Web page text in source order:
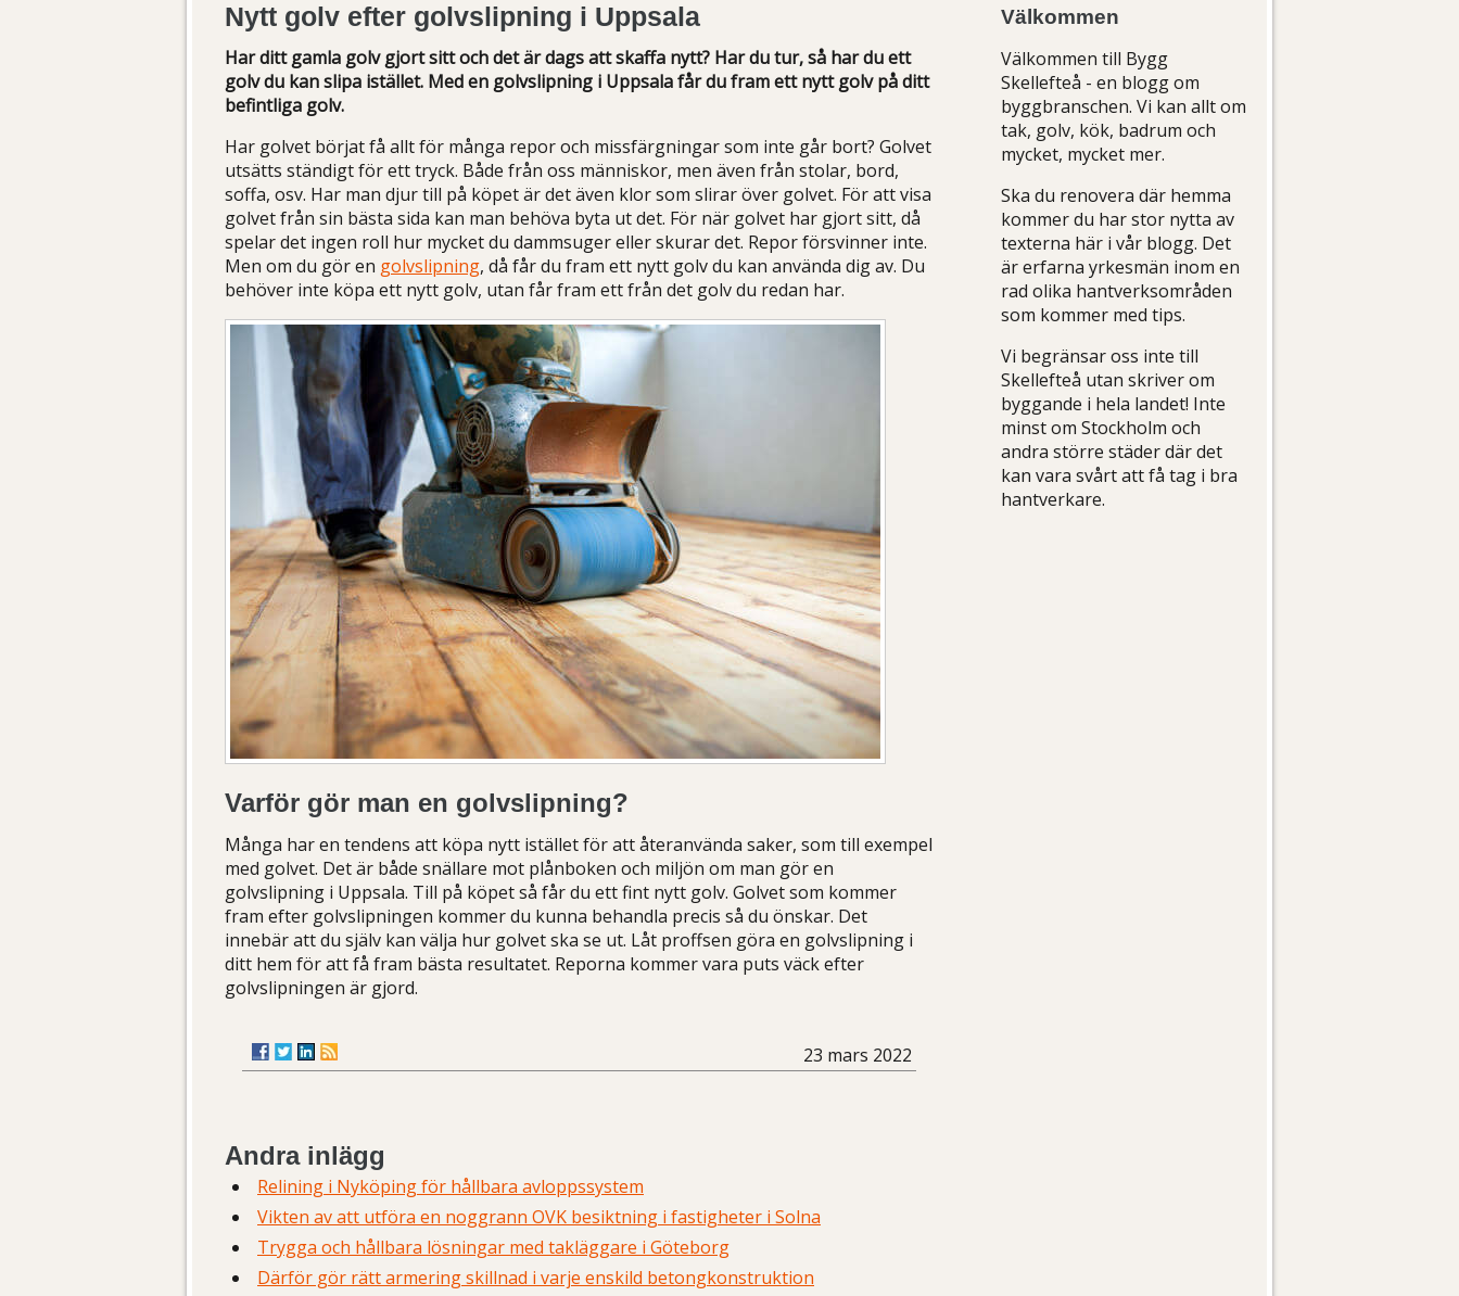
Nytt golv efter golvslipning i Uppsala
Har ditt gamla golv gjort sitt och det är dags att skaffa nytt? Har du tur, så har du ett
golv du kan slipa istället. Med en golvslipning i Uppsala får du fram ett nytt golv på ditt
befintliga golv.
Har golvet börjat få allt för många repor och missfärgningar som inte går bort? Golvet
utsätts ständigt för ett tryck. Både från oss människor, men även från stolar, bord,
soffa, osv. Har man djur till på köpet är det även klor som slirar över golvet. För att visa
golvet från sin bästa sida kan man behöva byta ut det. För när golvet har gjort sitt, då
spelar det ingen roll hur mycket du dammsuger eller skurar det. Repor försvinner inte.
Men om du gör en golvslipning, då får du fram ett nytt golv du kan använda dig av. Du
behöver inte köpa ett nytt golv, utan får fram ett från det golv du redan har.
Varför gör man en golvslipning?
Många har en tendens att köpa nytt istället för att återanvända saker, som till exempel
med golvet. Det är både snällare mot plånboken och miljön om man gör en
golvslipning i Uppsala. Till på köpet så får du ett fint nytt golv. Golvet som kommer
fram efter golvslipningen kommer du kunna behandla precis så du önskar. Det
innebär att du själv kan välja hur golvet ska se ut. Låt proffsen göra en golvslipning i
ditt hem för att få fram bästa resultatet. Reporna kommer vara puts väck efter
golvslipningen är gjord.
23 mars 2022
Andra inlägg
Relining i Nyköping för hållbara avloppssystem
Vikten av att utföra en noggrann OVK besiktning i fastigheter i Solna
Trygga och hållbara lösningar med takläggare i Göteborg
Därför gör rätt armering skillnad i varje enskild betongkonstruktion
Välkommen
Välkommen till Bygg
Skellefteå - en blogg om
byggbranschen. Vi kan allt om
tak, golv, kök, badrum och
mycket, mycket mer.
Ska du renovera där hemma
kommer du har stor nytta av
texterna här i vår blogg. Det
är erfarna yrkesmän inom en
rad olika hantverksområden
som kommer med tips.
Vi begränsar oss inte till
Skellefteå utan skriver om
byggande i hela landet! Inte
minst om Stockholm och
andra större städer där det
kan vara svårt att få tag i bra
hantverkare.